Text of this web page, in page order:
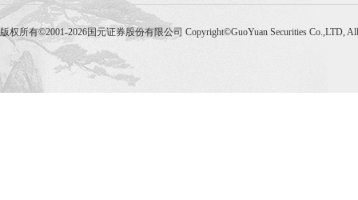
版权所有©2001-2026国元证券股份有限公司 Copyright©GuoYuan Securities Co.,LTD,